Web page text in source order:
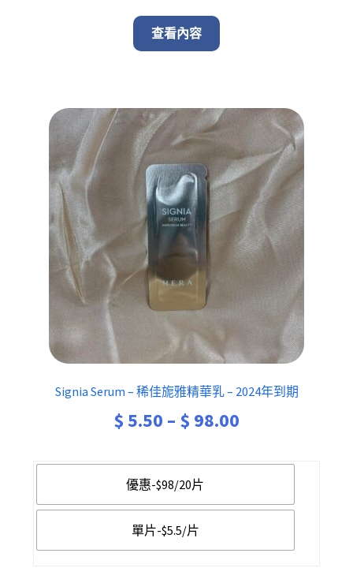
was:
查看內容
Signia Serum – 稀佳旎雅精華乳 – 2024年到期
$5.50 – $ 98.00
through
優惠-$98/20片
單片-$5.5/片